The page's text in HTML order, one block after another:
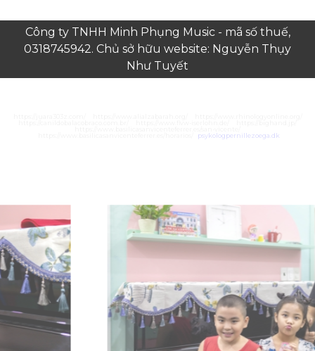
Công ty TNHH Minh Phụng Music - mã số thuế,
0318745942. Chủ sở hữu website: Nguyễn Thụy
Như Tuyết
psykologpernillezoega.dk